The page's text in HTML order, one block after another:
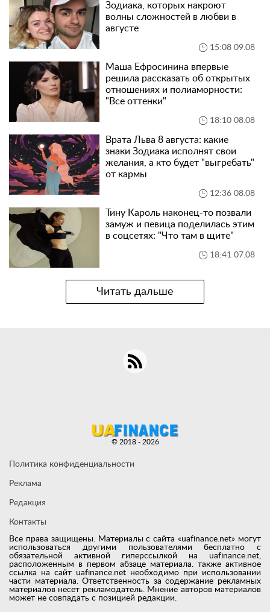
Зодиака, которых накроют
волны сложностей в любви в
августе
15:08 09.08
Маша Ефросинина впервые
решила рассказать об открытых
отношениях и полиаморности:
"Все оттенки"
18:10 08.08
Врата Льва 8 августа: какие
знаки Зодиака исполнят свои
желания, а кто будет "выгребать"
от кармы
12:36 08.08
Тину Кароль наконец-то позвали
замуж и певица поделилась этим
в соцсетях: "Что там в щите"
18:41 07.08
Читать дальше
Все права защищены. Материалы с сайта «uafinance.net» могут
использоваться другими пользователями бесплатно с
обязательной активной гиперссылкой на uafinance.net,
расположенным в первом абзаце материала. также активное
ссылка на сайт uafinance.net необходимо при использовании
части материала. Ответственность за содержание рекламных
материалов несет рекламодатель. Мнение авторов материалов
может не совпадать с позицией редакции.
Политика конфиденциальности
Реклама
Редакция
Контакты
© 2018 - 2026